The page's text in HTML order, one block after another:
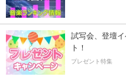
試写会、登壇
ト！
プレゼント特集